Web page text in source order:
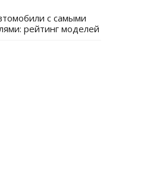
с самыми
рейтинг моделей